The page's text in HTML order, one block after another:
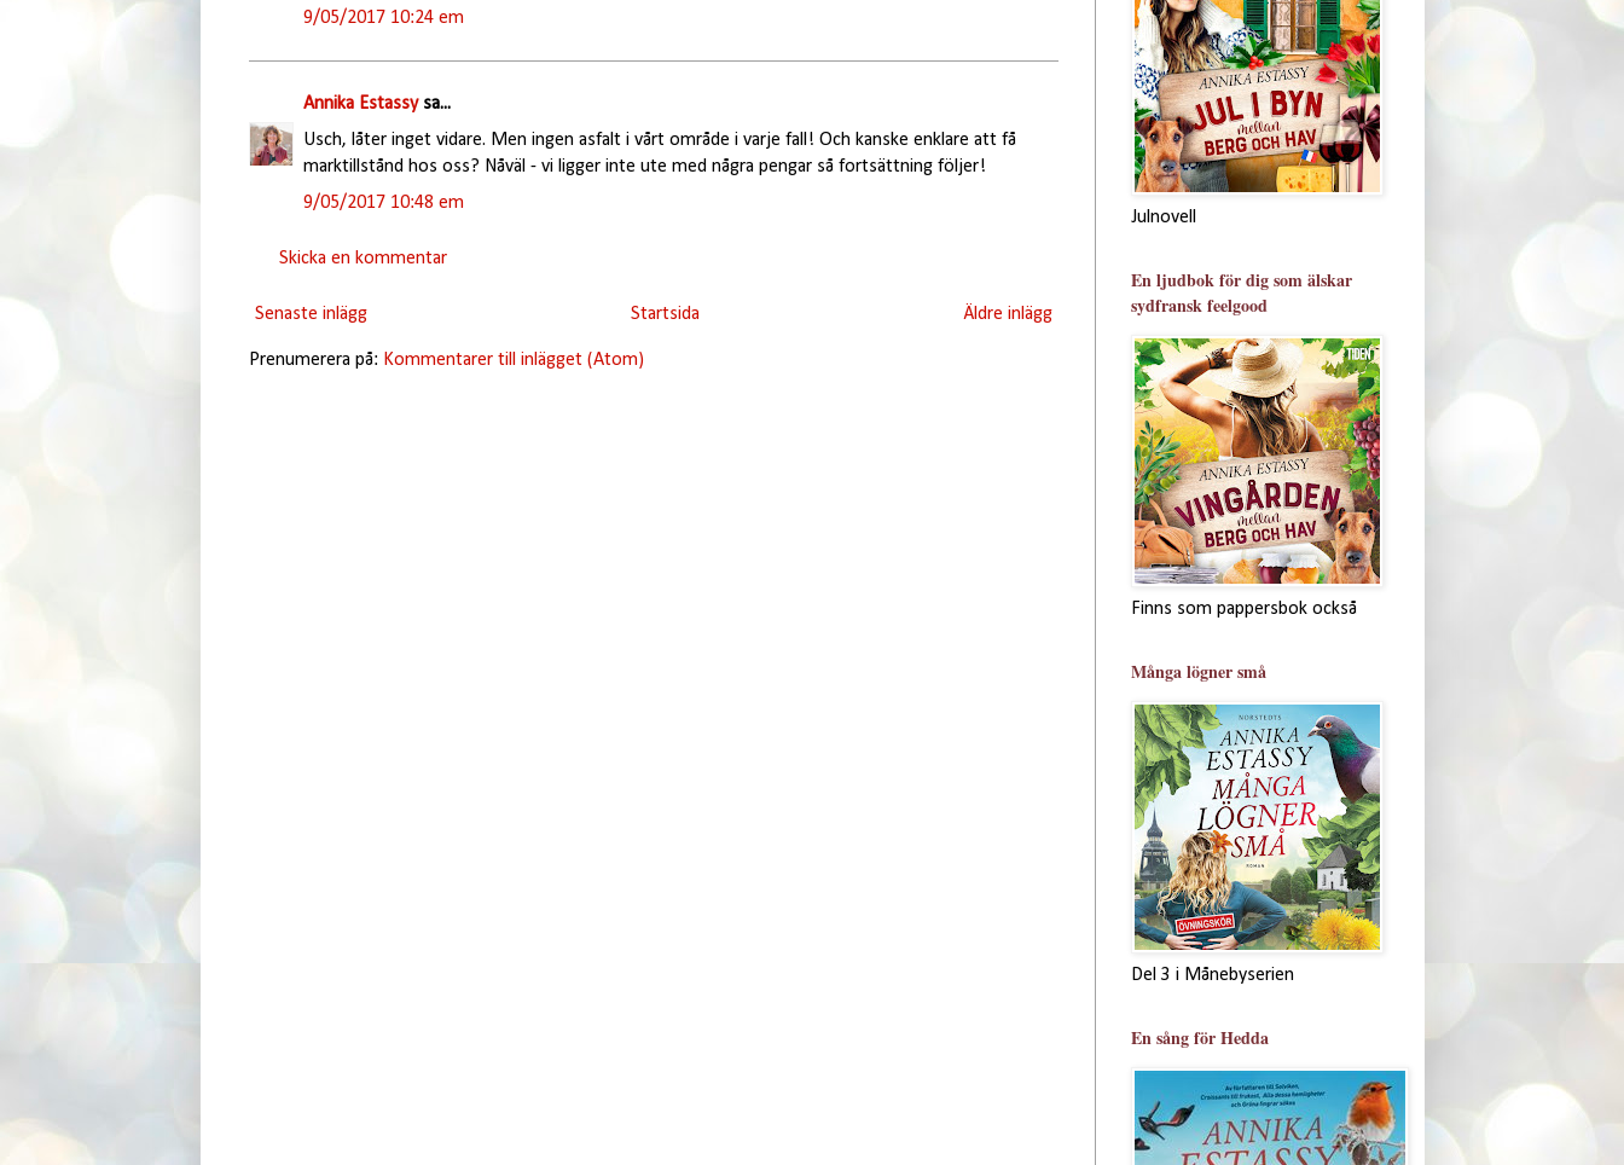
9/05/2017 10:24 em
Annika Estassysa...
Usch, låter inget vidare. Men ingen asfalt i vårt område i varje fall! Och kanske enklare att få
marktillstånd hos oss? Nåväl - vi ligger inte ute med några pengar så fortsättning följer!
9/05/2017 10:48 em
Skicka en kommentar
Senaste inlägg Äldre inlägg
Startsida
Prenumerera på: Kommentarer till inlägget (Atom)
Julnovell
En ljudbok för dig som älskar
sydfransk feelgood
Finns som pappersbok också
Många lögner små
Del 3 i Månebyserien
En sång för Hedda